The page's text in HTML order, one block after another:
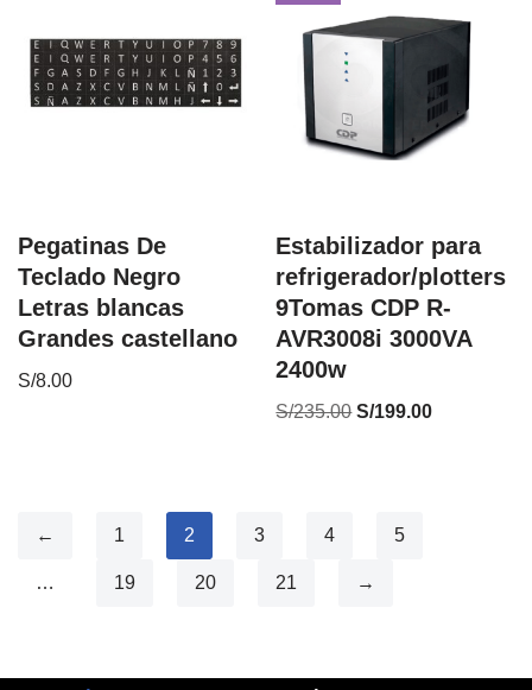
Pegatinas De
Teclado Negro
Letras blancas
Grandes castellano
S/8.00
Estabilizador para
refrigerador/plotters
9Tomas CDP R-
AVR3008i 3000VA
2400w
S/235.00 S/199.00
← 1 2 3 4 5
… 19 20 21 →